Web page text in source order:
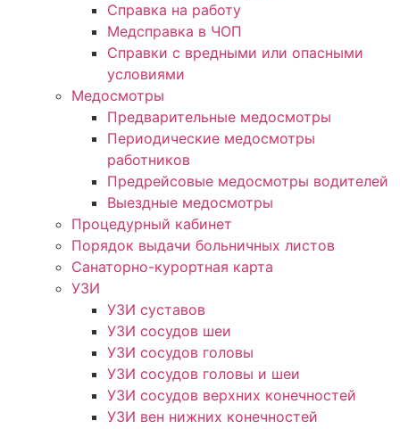
Справка на работу
Медсправка в ЧОП
Справки с вредными или опасными
условиями
Медосмотры
Предварительные медосмотры
Периодические медосмотры
работников
Предрейсовые медосмотры водителей
Выездные медосмотры
Процедурный кабинет
Порядок выдачи больничных листов
Санаторно-курортная карта
УЗИ
УЗИ суставов
УЗИ сосудов шеи
УЗИ сосудов головы
УЗИ сосудов головы и шеи
УЗИ сосудов верхних конечностей
УЗИ вен нижних конечностей